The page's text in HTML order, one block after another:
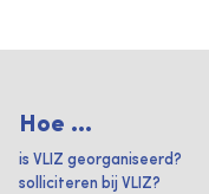
Hoe ...
is VLIZ georganiseerd?
solliciteren bij VLIZ?